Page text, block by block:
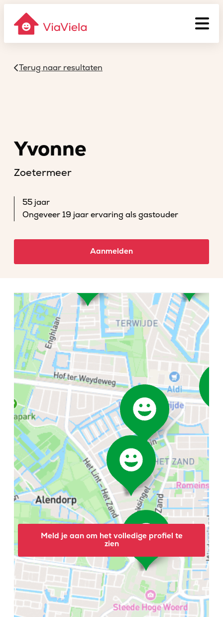
Terug naar resultaten
Yvonne
Zoetermeer
55 jaar
Ongeveer 19 jaar ervaring als gastouder
Aanmelden
Meld je aan om het volledige profiel te
zien